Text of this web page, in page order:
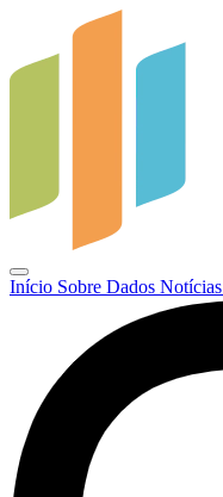
Início Sobre Dados Notícias